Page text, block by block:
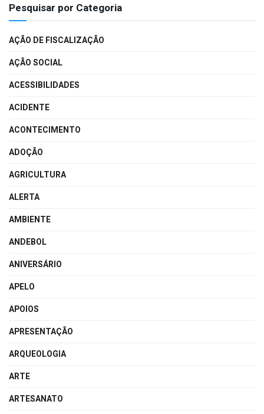
Pesquisar por Categoria
AÇÃO DE FISCALIZAÇÃO
AÇÃO SOCIAL
ACESSIBILIDADES
ACIDENTE
ACONTECIMENTO
ADOÇÃO
AGRICULTURA
ALERTA
AMBIENTE
ANDEBOL
ANIVERSÁRIO
APELO
APOIOS
APRESENTAÇÃO
ARQUEOLOGIA
ARTE
ARTESANATO